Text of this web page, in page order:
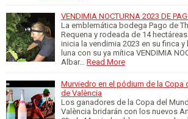
VENDIMIA NOCTURNA 2023 DE
La emblemática bodega Pago de
Requena y rodeada de 14
inicia la vendimia 2023 en su finca y
luna con su ya mítica VENDIMIA
Albar… Read More
Murviedro en el pódium de la Copa
de València
Los ganadores de la Copa del
València bridarán con los nuevos